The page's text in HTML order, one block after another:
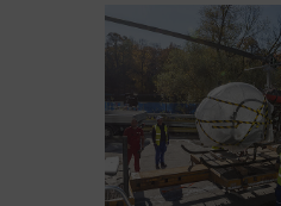
Inhaltskarussell
überspringen